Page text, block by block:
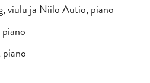
viulu ja Niilo Autio, piano